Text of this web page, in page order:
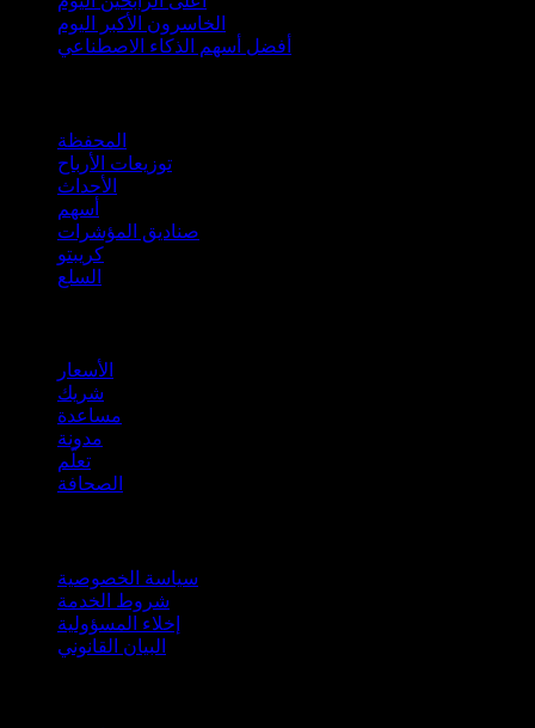
الخاسرون الأكبر اليوم
أفضل أسهم الذكاء الاصطناعي
المحفظة
توزيعات الأرباح
الأحداث
أسهم
صناديق المؤشرات
كريبتو
السلع
الأسعار
شريك
مساعدة
مدونة
تعلّم
الصحافة
سياسة الخصوصية
شروط الخدمة
إخلاء المسؤولية
البيان القانوني